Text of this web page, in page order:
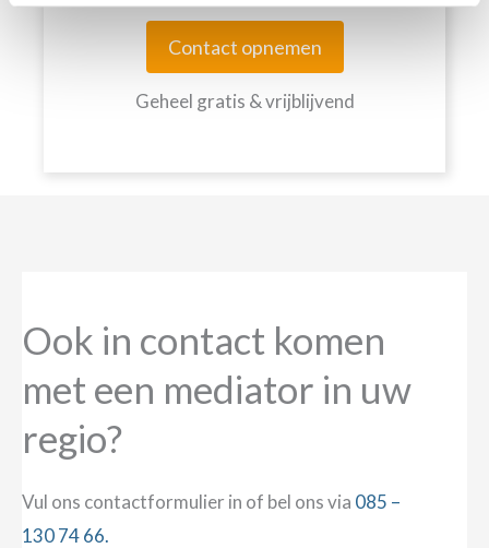
Contact opnemen
Geheel gratis & vrijblijvend
Ook in contact komen
met een mediator in uw
regio?
Vul ons contactformulier in of bel ons via 085 –
130 74 66.